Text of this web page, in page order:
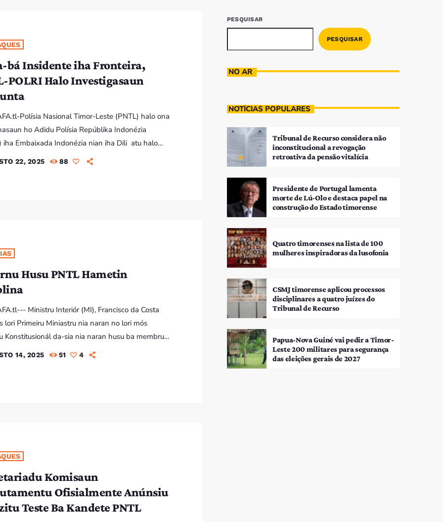
bá Insidente iha Fronteira,
Halo Investigasaun
Polísia Nasional Timor-Leste (PNTL) halo ona
ho Adidu Polísia Repúblika Indonézia
iha Embaixada Indonézia nian iha Dili atu halo
no rekonstusaun konjunta iha fatin
22, 2025 88
Husu PNTL Hametin
Ministru Interiór (MI), Francisco da Costa
lori Primeiru Miniastru nia naran no lori mós
Konstitusionál da-sia nia naran husu ba membru
Timor-Leste (PNTL) hotu hametin liután
14, 2025 51 4
Komisaun
Ofisialmente Anúnsiu
Rekizitu Teste Ba Kandete PNTL
PESQUISAR
PESQUISAR
NO AR
NOTÍCIAS POPULARES
Tribunal de Recurso considera não
inconstitucional a revogação
retroativa da pensão vitalícia
Presidente de Portugal lamenta
morte de Lú-Olo e destaca papel na
construção do Estado timorense
Quatro timorenses na lista de 100
mulheres inspiradoras da lusofonia
CSMJ timorense aplicou processos
disciplinares a quatro juízes do
Tribunal de Recurso
Papua-Nova Guiné vai pedir a Timor-
Leste 200 militares para segurança
das eleições gerais de 2027